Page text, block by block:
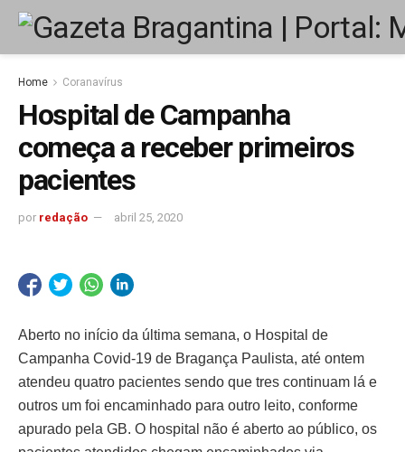
Home Coranavírus
Hospital de Campanha
começa a receber primeiros
pacientes
por redação abril 25, 2020
Aberto no início da última semana, o Hospital de
Campanha Covid-19 de Bragança Paulista, até ontem
atendeu quatro pacientes sendo que tres continuam lá e
outros um foi encaminhado para outro leito, conforme
apurado pela GB. O hospital não é aberto ao público, os